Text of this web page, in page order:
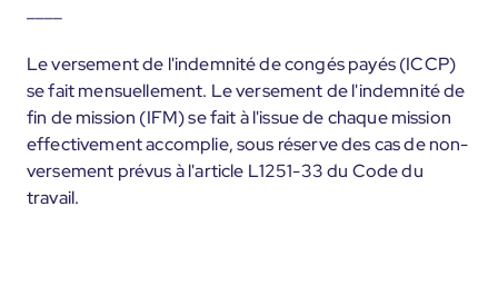
Le versement de l'indemnité de congés payés (ICCP)
se fait mensuellement. Le versement de l'indemnité de
fin de mission (IFM) se fait à l'issue de chaque mission
effectivement accomplie, sous réserve des cas de non-
versement prévus à l'article L1251-33 du Code du
travail.